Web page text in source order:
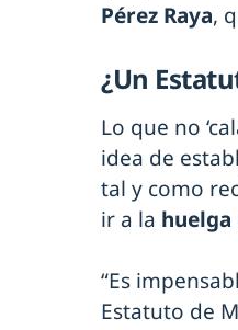
Pérez Raya,
¿Un
Lo que no
idea de
tal y como
ir a la
“Es
Estatuto de